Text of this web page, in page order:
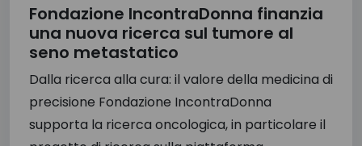
Fondazione IncontraDonna finanzia
una nuova ricerca sul tumore al
seno metastatico
Dalla ricerca alla cura: il valore della medicina di
precisione Fondazione IncontraDonna
supporta la ricerca oncologica, in particolare il